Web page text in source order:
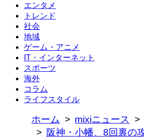
エンタメ
トレンド
社会
地域
ゲーム・アニメ
IT・インターネット
スポーツ
海外
コラム
ライフスタイル
ホーム mixiニュース
阪神・小幡、8回裏の